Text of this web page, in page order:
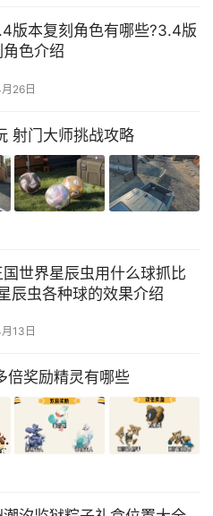
版本复刻角色有哪些?3.4版
色介绍
26日
射门大师挑战攻略
国世界星辰虫用什么球抓比
辰虫各种球的效果介绍
13日
倍奖励精灵有哪些